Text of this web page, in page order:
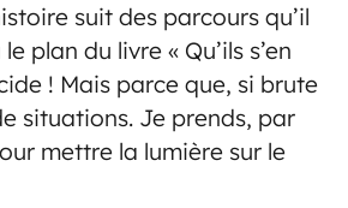
suit des parcours qu’il
du livre « Qu’ils s’en
! Mais parce que, si brute
situations. Je prends, par
mettre la lumière sur le